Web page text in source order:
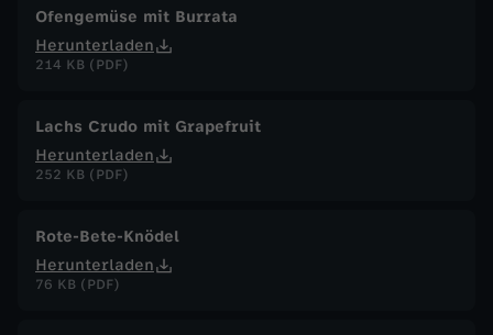
Ofengemüse mit Burrata
Herunterladen
214 KB (PDF)
Lachs Crudo mit Grapefruit
Herunterladen
252 KB (PDF)
Rote-Bete-Knödel
Herunterladen
76 KB (PDF)